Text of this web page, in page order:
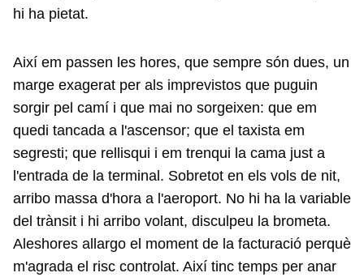
hi ha pietat.
Així em passen les hores, que sempre són dues, un
marge exagerat per als imprevistos que puguin
sorgir pel camí i que mai no sorgeixen: que em
quedi tancada a l'ascensor; que el taxista em
segresti; que rellisqui i em trenqui la cama just a
l'entrada de la terminal. Sobretot en els vols de nit,
arribo massa d'hora a l'aeroport. No hi ha la variable
del trànsit i hi arribo volant, disculpeu la brometa.
Aleshores allargo el moment de la facturació perquè
m'agrada el risc controlat. Així tinc temps per anar